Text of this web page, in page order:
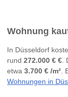
Wohnung
In Düsseldorf
rund 272.000 € €.
etwa 3.700 € /m².
Wohnungen in